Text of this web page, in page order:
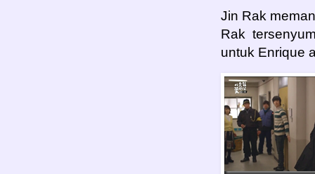
Jin Rak
Rak
untuk Enrique